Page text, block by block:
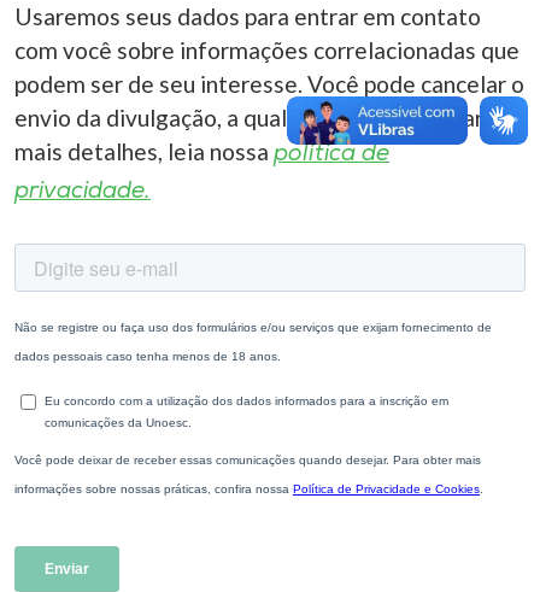
Usaremos seus dados para entrar em contato
com você sobre informações correlacionadas que
podem ser de seu interesse. Você pode cancelar o
envio da divulgação, a qualquer momento. Para
mais detalhes, leia nossa política de
privacidade.